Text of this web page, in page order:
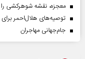
معجزه، نقشه شوهرکشی
توصیه‌های هلال‌احمر
جام‌جهانی مهاجران